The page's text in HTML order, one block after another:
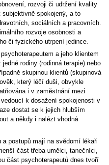
rozvoji či udržení kvality
spokojený, a to
sociálních a pracovních.
rozvoje osobnosti a
či fyzického utrpení jedince.
a jeho klientem
rodiny (rodinná terapie) nebo
skupinou klientů (skupinová
který léčí duši, obvykle
i v zaměstnání mezi
k dosažení spokojenosti v
dostat se k jejich hlubším
a někdy i nalézt vhodná
postupů mají na svědomí lékaři
část třeba umělci, tanečníci,
část psychoterapeutů dnes tvoří